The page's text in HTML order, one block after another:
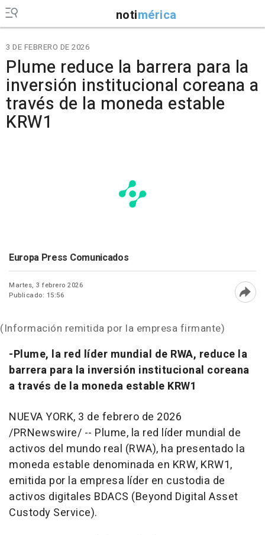
notimérica
3 DE FEBRERO DE 2026
Plume reduce la barrera para la
inversión institucional coreana a
través de la moneda estable
KRW1
Europa Press Comunicados
Martes, 3 febrero 2026
Publicado: 15:56
(Información remitida por la empresa firmante)
-Plume, la red líder mundial de RWA, reduce la
barrera para la inversión institucional coreana
a través de la moneda estable KRW1
NUEVA YORK, 3 de febrero de 2026
/PRNewswire/ -- Plume, la red líder mundial de
activos del mundo real (RWA), ha presentado la
moneda estable denominada en KRW, KRW1,
emitida por la empresa líder en custodia de
activos digitales BDACS (Beyond Digital Asset
Custody Service).